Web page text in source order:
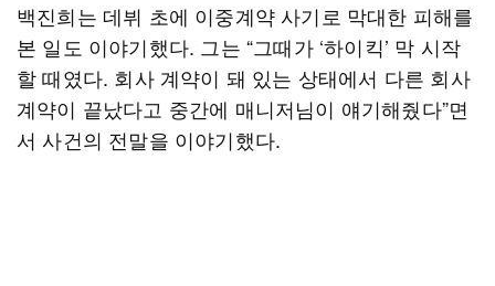
백진희는 데뷔 초에 이중계약 사기로 막대한 피해를
본 일도 이야기했다. 그는 “그때가 ‘하이킥’ 막 시작
할 때였다. 회사 계약이 돼 있는 상태에서 다른 회사
계약이 끝났다고 중간에 매니저님이 얘기해줬다”면
서 사건의 전말을 이야기했다.